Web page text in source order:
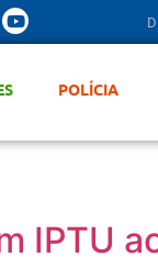
POLÍCIA
IPTU